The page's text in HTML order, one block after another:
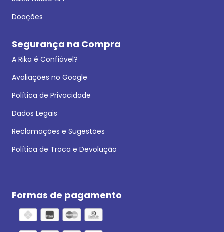
Doações
Segurança na Compra
A Rika é Confiável?
Avaliações no Google
Política de Privacidade
Dados Legais
Reclamações e Sugestões
Política de Troca e Devolução
Formas de pagamento